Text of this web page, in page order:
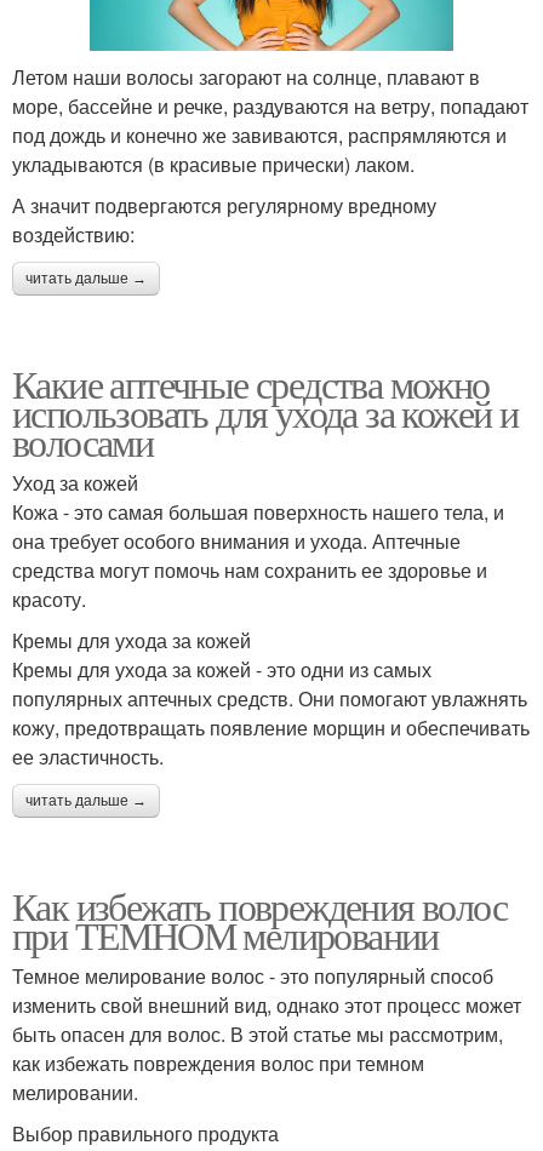
Летом наши волосы загорают на солнце, плавают в
море, бассейне и речке, раздуваются на ветру, попадают
под дождь и конечно же завиваются, распрямляются и
укладываются (в красивые прически) лаком.
А значит подвергаются регулярному вредному
воздействию:
читать дальше →
Какие аптечные средства можно
использовать для ухода за кожей и
волосами
Уход за кожей
Кожа - это самая большая поверхность нашего тела, и
она требует особого внимания и ухода. Аптечные
средства могут помочь нам сохранить ее здоровье и
красоту.
Кремы для ухода за кожей
Кремы для ухода за кожей - это одни из самых
популярных аптечных средств. Они помогают увлажнять
кожу, предотвращать появление морщин и обеспечивать
ее эластичность.
читать дальше →
Как избежать повреждения волос
при ТЕМНОМ мелировании
Темное мелирование волос - это популярный способ
изменить свой внешний вид, однако этот процесс может
быть опасен для волос. В этой статье мы рассмотрим,
как избежать повреждения волос при темном
мелировании.
Выбор правильного продукта